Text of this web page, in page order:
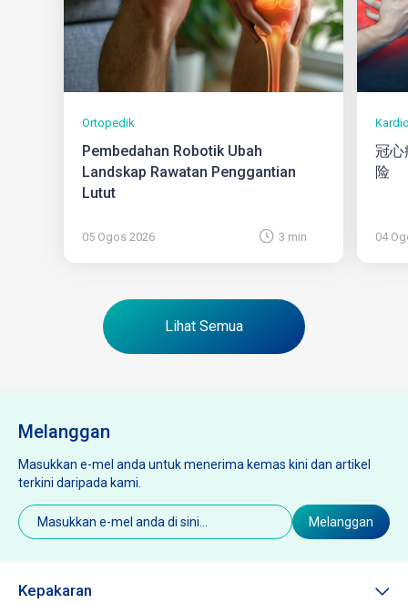
Ortopedik
Pembedahan Robotik Ubah
Landskap Rawatan Penggantian
Lutut
05 Ogos 2026 3 min
冠心
险
04
Lihat Semua
Melanggan
Masukkan e-mel anda untuk menerima kemas kini dan artikel
terkini daripada kami.
E-
mel
(Diperlukan)
Melanggan
Kepakaran